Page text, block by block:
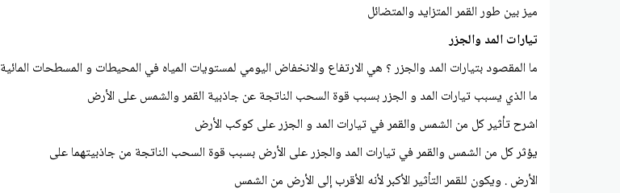
میز بین طور القمر المتزايد والمتضائل
تيارات المد والجزر
ما المقصود بتيارات المد والجزر ؟ هي الارتفاع والانخفاض اليومي لمستويات المياه في المحيطات و المسطحات المائية
ما الذي يسبب تيارات المد و الجزر بسبب قوة السحب الناتجة عن جاذبية القمر والشمس على الأرض
اشرح تأثير كل من الشمس والقمر في تيارات المد و الجزر على كوكب الأرض
يؤثر كل من الشمس والقمر في تيارات المد والجزر على الأرض بسبب قوة السحب الناتجة من جاذبيتهما على
الأرض . ويكون للقمر التأثير الأكبر لأنه الأقرب إلى الأرض من الشمس